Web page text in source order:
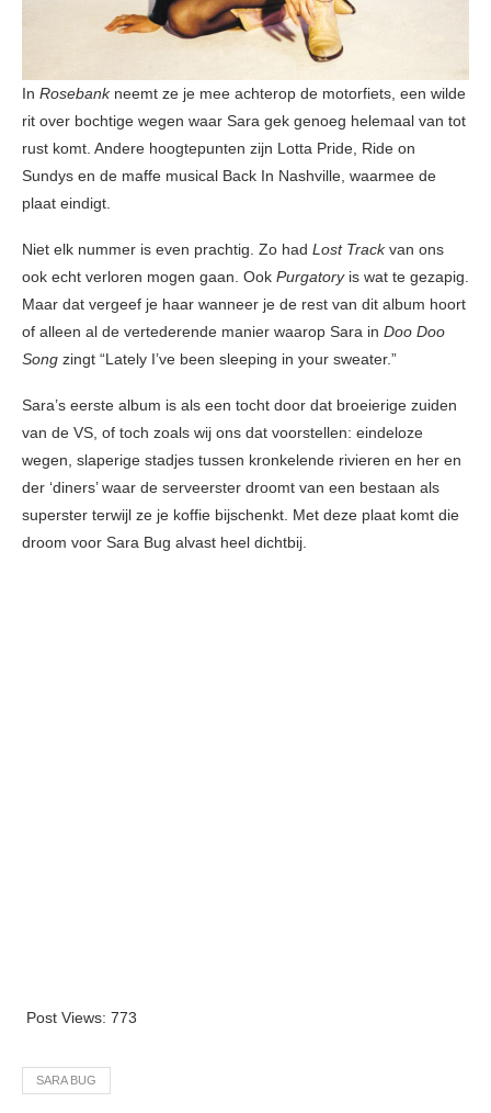
In Rosebankneemt ze je mee achterop de motorfiets, een wilde
rit over bochtige wegen waar Sara gek genoeg helemaal van tot
rust komt. Andere hoogtepunten zijn Lotta Pride, Ride on
Sundys en de maffe musical Back In Nashville, waarmee de
plaat eindigt.
Niet elk nummer is even prachtig. Zo had Lost Trackvan ons
ook echt verloren mogen gaan. Ook Purgatoryis wat te gezapig.
Maar dat vergeef je haar wanneer je de rest van dit album hoort
of alleen al de vertederende manier waarop Sara in Doo Doo
Song zingt “Lately I’ve been sleeping in your sweater.”
Sara’s eerste album is als een tocht door dat broeierige zuiden
van de VS, of toch zoals wij ons dat voorstellen: eindeloze
wegen, slaperige stadjes tussen kronkelende rivieren en her en
der ‘diners’ waar de serveerster droomt van een bestaan als
superster terwijl ze je koffie bijschenkt. Met deze plaat komt die
droom voor Sara Bug alvast heel dichtbij.
Post Views: 773
SARA BUG